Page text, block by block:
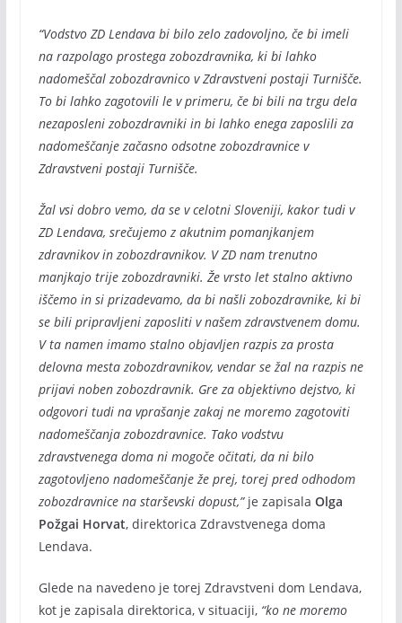
“Vodstvo ZD Lendava bi bilo zelo zadovoljno, če bi imeli
na razpolago prostega zobozdravnika, ki bi lahko
nadomeščal zobozdravnico v Zdravstveni postaji Turnišče.
To bi lahko zagotovili le v primeru, če bi bili na trgu dela
nezaposleni zobozdravniki in bi lahko enega zaposlili za
nadomeščanje začasno odsotne zobozdravnice v
Zdravstveni postaji Turnišče.
Žal vsi dobro vemo, da se v celotni Sloveniji, kakor tudi v
ZD Lendava, srečujemo z akutnim pomanjkanjem
zdravnikov in zobozdravnikov. V ZD nam trenutno
manjkajo trije zobozdravniki. Že vrsto let stalno aktivno
iščemo in si prizadevamo, da bi našli zobozdravnike, ki bi
se bili pripravljeni zaposliti v našem zdravstvenem domu.
V ta namen imamo stalno objavljen razpis za prosta
delovna mesta zobozdravnikov, vendar se žal na razpis ne
prijavi noben zobozdravnik. Gre za objektivno dejstvo, ki
odgovori tudi na vprašanje zakaj ne moremo zagotoviti
nadomeščanja zobozdravnice. Tako vodstvu
zdravstvenega doma ni mogoče očitati, da ni bilo
zagotovljeno nadomeščanje že prej, torej pred odhodom
zobozdravnice na starševski dopust,”je zapisala Olga
Požgai Horvat, direktorica Zdravstvenega doma
Lendava.
Glede na navedeno je torej Zdravstveni dom Lendava,
kot je zapisala direktorica, v situaciji, “ko ne moremo